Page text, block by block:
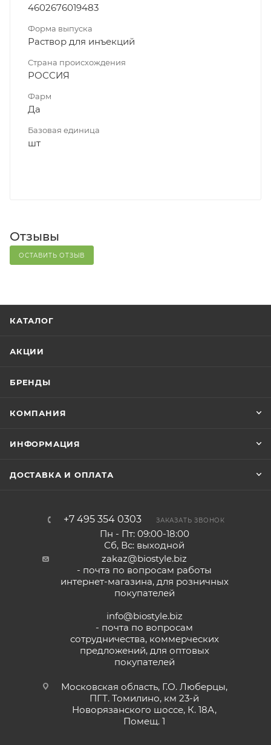
4602676019483
Форма выпуска
Раствор для инъекций
Страна происхождения
РОССИЯ
Фарм
Да
Базовая единица
шт
Отзывы
ОСТАВИТЬ ОТЗЫВ
КАТАЛОГ
АКЦИИ
БРЕНДЫ
КОМПАНИЯ
ИНФОРМАЦИЯ
ДОСТАВКА И ОПЛАТА
+7 495 354 0303 ЗАКАЗАТЬ ЗВОНОК
Пн - Пт: 09:00-18:00
Сб, Вс: выходной
zakaz@biostyle.biz
- почта по вопросам работы
интернет-магазина, для розничных
покупателей
info@biostyle.biz
- почта по вопросам
сотрудничества, коммерческих
предложений, для оптовых
покупателей
Московская область, Г.О. Люберцы,
ПГТ. Томилино, км 23-й
Новорязанского шоссе, К. 18А,
Помещ. 1